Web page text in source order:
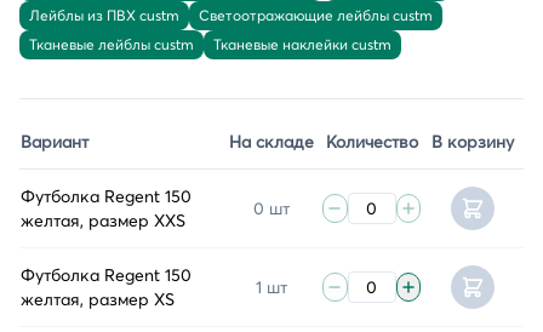
Лейблы из ПВХ custm
Светоотражающие лейблы custm
Тканевые лейблы custm
Тканевые наклейки custm
Вариант На складе Количество В корзину
Футболка Regent 150
желтая, размер XXS
0 шт
Футболка Regent 150
желтая, размер XS
1 шт